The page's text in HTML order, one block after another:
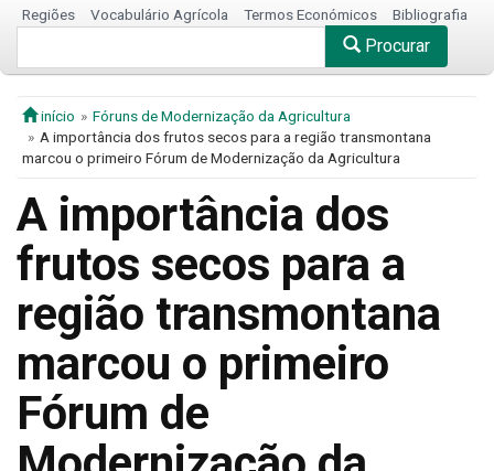
Regiões Vocabulário Agrícola Termos Económicos Bibliografia
Procurar
início
Fóruns de Modernização da Agricultura
A importância dos frutos secos para a região transmontana
marcou o primeiro Fórum de Modernização da Agricultura
A importância dos
frutos secos para a
região transmontana
marcou o primeiro
Fórum de